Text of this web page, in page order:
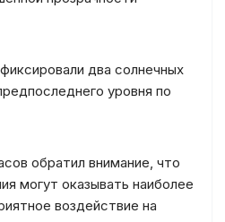
два солнечных
уровня по
обратил внимание, что
могут оказывать наиболее
воздействие на